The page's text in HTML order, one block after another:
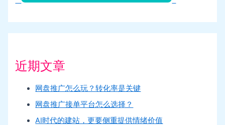
近期文章
网盘推广怎么玩？转化率是关键
网盘推广接单平台怎么选择？
AI时代的建站，更要侧重提供情绪价值